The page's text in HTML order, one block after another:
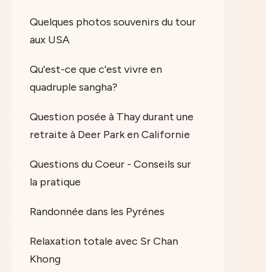
Quelques photos souvenirs du tour
aux USA
Qu'est-ce que c'est vivre en
quadruple sangha?
Question posée à Thay durant une
retraite à Deer Park en Californie
Questions du Coeur - Conseils sur
la pratique
Randonnée dans les Pyrénes
Relaxation totale avec Sr Chan
Khong